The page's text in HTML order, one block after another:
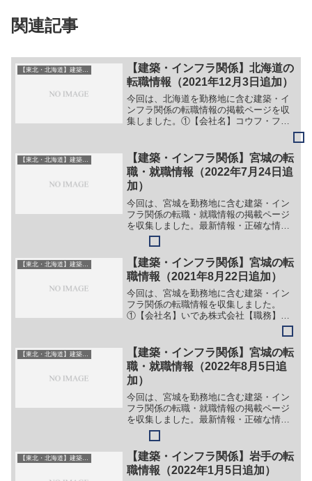
関連記事
【東北・北海道】建築・インフラ系
【建築・インフラ関係】北海道の
転職情報（2021年12月3日追加）
今回は、北海道を勤務地に含む建築・イ
ンフラ関係の転職情報の掲載ページを収
集しました。①【会社名】コウフ・フィ
オペレーター職【勤務地】北海道札幌市
白石区菊水元町九条2丁目1...
【東北・北海道】建築・インフラ系
【建築・インフラ関係】宮城の転
職・就職情報（2022年7月24日追
加）
今回は、宮城を勤務地に含む建築・イン
フラ関係の転職・就職情報の掲載ページ
を収集しました。最新情報・正確な情報
は企業サイトでご確認ください。①【会
社名】佐藤技建株式会社【職務】＞＞
（１）土木施工管理(現場監督)【ガイド】
＞＞（１）下記リンク先...
【建築・インフラ関係】宮城の転
職情報（2021年8月22日追加）
今回は、宮城を勤務地に含む建築・イン
フラ関係の転職情報を収集しました。
①【会社名】いであ株式会社【職務】
【詳細】転職・就職情報の詳細はこちら
（企業サイトへのリンク）②...
【東北・北海道】建築・インフラ系
【建築・インフラ関係】宮城の転
職・就職情報（2022年8月5日追
加）
今回は、宮城を勤務地に含む建築・イン
フラ関係の転職・就職情報の掲載ページ
を収集しました。最新情報・正確な情報
は企業サイトでご確認ください。①【会
社名】株式会社 浅野工務店【職務】［高
卒・大学・専門学校卒・一般］＞＞
（１）建築または土木施工管...
【東北・北海道】建築・インフラ系
【建築・インフラ関係】岩手の転
職情報（2022年1月5日追加）